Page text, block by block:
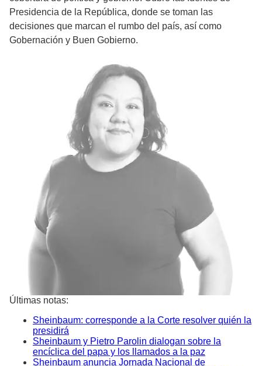
Presidencia de la República, donde se toman las
decisiones que marcan el rumbo del país, así como
Gobernación y Buen Gobierno.
Últimas notas:
Sheinbaum: corresponde a la Corte resolver quién la
presidirá
Sheinbaum y Pietro Parolin dialogan sobre la
encíclica del papa y los llamados a la paz
Sheinbaum anuncia Jornada Nacional de